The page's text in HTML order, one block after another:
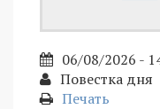
06/08/2026 -
Повестка дня
Печать